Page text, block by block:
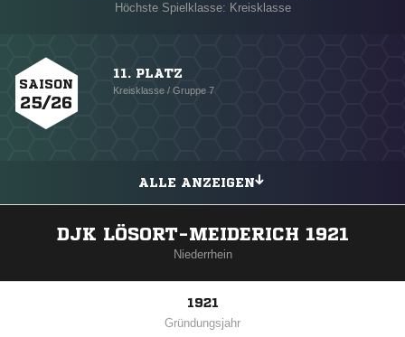
Höchste Spielklasse: Kreisklasse
SAISON
25/26
11. PLATZ
Kreisklasse / Gruppe 7
ALLE ANZEIGEN
DJK LÖSORT-MEIDERICH 1921
Niederrhein
1921
Gründungsjahr